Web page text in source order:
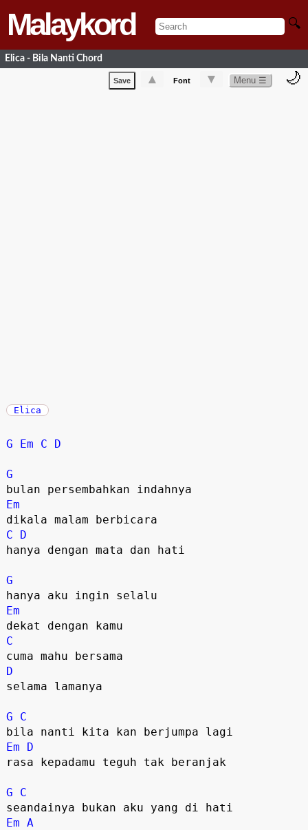
Malaykord 🔍
Elica - Bila Nanti Chord
Save ▲ Font ▼ Menu ☰ 🌙
Elica
G Em C D
G
Em
C
D
hanya dengan mata dan hati
G
Em
C
D
selama lamanya
G
C
Em
D
rasa kepadamu teguh tak beranjak
G
C
Em A